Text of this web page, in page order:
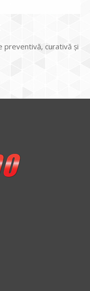
preventivă, curativă și